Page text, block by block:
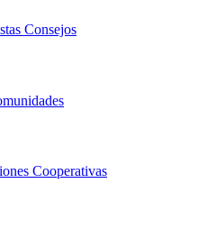
Consejos
Cooperativas